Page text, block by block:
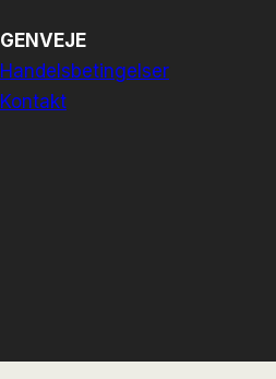
GENVEJE
Handelsbetingelser
Kontakt